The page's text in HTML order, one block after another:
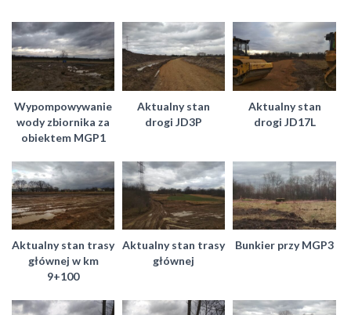
Wypompowywanie
wody zbiornika za
obiektem MGP1
Aktualny stan
drogi JD3P
Aktualny stan
drogi JD17L
Aktualny stan trasy
głównej w km
9+100
Aktualny stan trasy
głównej
Bunkier przy MGP3